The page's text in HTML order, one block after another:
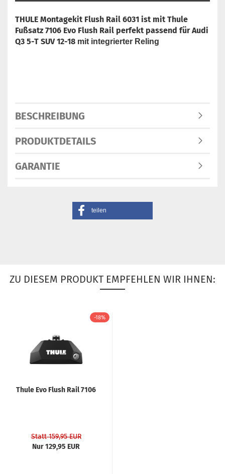
THULE Montagekit Flush Rail 6031 ist mit Thule
Fußsatz 7106 Evo Flush Rail perfekt passend für Audi
Q3 5-T SUV 12-18 mit integrierter Reling
BESCHREIBUNG
PRODUKTDETAILS
GARANTIE
teilen
ZU DIESEM PRODUKT EMPFEHLEN WIR IHNEN:
-18%
Thule Evo Flush Rail 7106
Statt 159,95 EUR
Nur 129,95 EUR